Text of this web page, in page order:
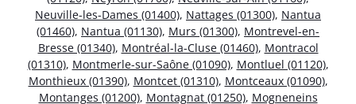
Neuville-les-Dames (01400), Nattages (01300), Nantua
(01460), Nantua (01130), Murs (01300), Montrevel-en-
Bresse (01340), Montréal-la-Cluse (01460), Montracol
(01310), Montmerle-sur-Saône (01090), Montluel (01120),
Monthieux (01390), Montcet (01310), Montceaux (01090),
Montanges (01200), Montagnat (01250), Mogneneins